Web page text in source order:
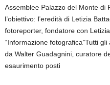
Assemblee Palazzo del Monte di
l’obiettivo: l’eredità di Letizia
fotoreporter, fondatore con
“Informazione fotografica”Tutti
da Walter Guadagnini, curatore
esaurimento posti